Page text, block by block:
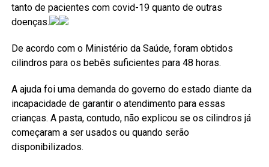
tanto de pacientes com covid-19 quanto de outras
doenças.
De acordo com o Ministério da Saúde, foram obtidos
cilindros para os bebês suficientes para 48 horas.
A ajuda foi uma demanda do governo do estado diante da
incapacidade de garantir o atendimento para essas
crianças. A pasta, contudo, não explicou se os cilindros já
começaram a ser usados ou quando serão
disponibilizados.